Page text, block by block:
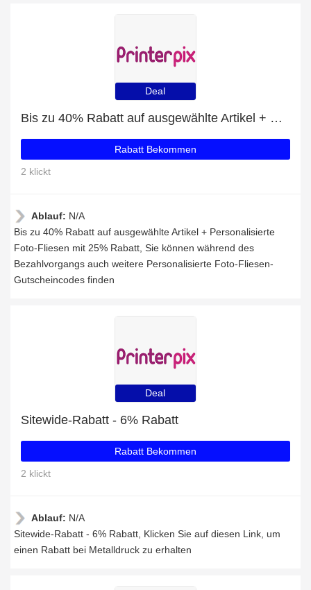
Deal
Bis zu 40% Rabatt auf ausgewählte Artikel + Personalisierte Foto-Fliesen mit 25% Rabatt
Rabatt Bekommen
2 klickt
Ablauf: N/A
Bis zu 40% Rabatt auf ausgewählte Artikel + Personalisierte
Foto-Fliesen mit 25% Rabatt, Sie können während des
Bezahlvorgangs auch weitere Personalisierte Foto-Fliesen-
Gutscheincodes finden
Deal
Sitewide-Rabatt - 6% Rabatt
Rabatt Bekommen
2 klickt
Ablauf: N/A
Sitewide-Rabatt - 6% Rabatt, Klicken Sie auf diesen Link, um
einen Rabatt bei Metalldruck zu erhalten